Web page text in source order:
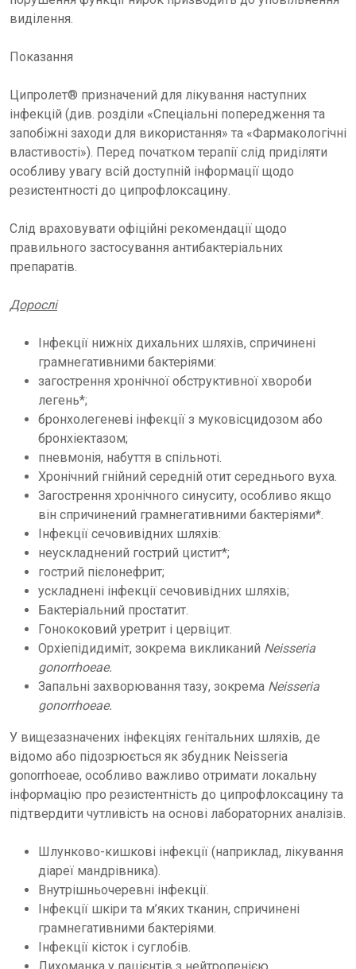
виділення.
Показання
Ципролет® призначений для лікування наступних
інфекцій (див. розділи «Спеціальні попередження та
запобіжні заходи для використання» та «Фармакологічні
властивості»). Перед початком терапії слід приділяти
особливу увагу всій доступній інформації щодо
резистентності до ципрофлоксацину.
Слід враховувати офіційні рекомендації щодо
правильного застосування антибактеріальних
препаратів.
Дорослі
Інфекції нижніх дихальних шляхів, спричинені
грамнегативними бактеріями:
загострення хронічної обструктивної хвороби
легень*;
бронхолегеневі інфекції з муковісцидозом або
бронхіектазом;
пневмонія, набуття в спільноті.
Хронічний гнійний середній отит середнього вуха.
Загострення хронічного синуситу, особливо якщо
він спричинений грамнегативними бактеріями*.
Інфекції сечовивідних шляхів:
неускладнений гострий цистит*;
гострий пієлонефрит;
ускладнені інфекції сечовивідних шляхів;
Бактеріальний простатит.
Гонококовий уретрит і цервіцит.
Орхіепідидиміт, зокрема викликаний Neisseria
gonorrhoeae.
Запальні захворювання тазу, зокрема Neisseria
gonorrhoeae.
У вищезазначених інфекціях генітальних шляхів, де
відомо або підозрюється як збудник Neisseria
gonorrhoeae, особливо важливо отримати локальну
інформацію про резистентність до ципрофлоксацину та
підтвердити чутливість на основі лабораторних аналізів.
Шлунково-кишкові інфекції (наприклад, лікування
діареї мандрівника).
Внутрішньочеревні інфекції.
Інфекції шкіри та м’яких тканин, спричинені
грамнегативними бактеріями.
Інфекції кісток і суглобів.